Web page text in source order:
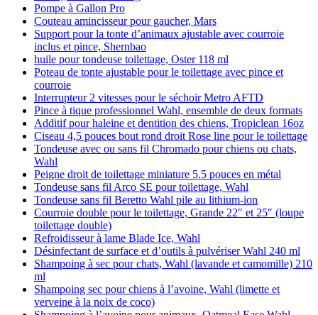
Pompe à Gallon Pro
Couteau amincisseur pour gaucher, Mars
Support pour la tonte d’animaux ajustable avec courroie
inclus et pince, Shernbao
huile pour tondeuse toilettage, Oster 118 ml
Poteau de tonte ajustable pour le toilettage avec pince et
courroie
Interrupteur 2 vitesses pour le séchoir Metro AFTD
Pince à tique professionnel Wahl, ensemble de deux formats
Additif pour haleine et dentition des chiens, Tropiclean 16oz
Ciseau 4,5 pouces bout rond droit Rose line pour le toilettage
Tondeuse avec ou sans fil Chromado pour chiens ou chats,
Wahl
Peigne droit de toilettage miniature 5.5 pouces en métal
Tondeuse sans fil Arco SE pour toilettage, Wahl
Tondeuse sans fil Beretto Wahl pile au lithium-ion
Courroie double pour le toilettage, Grande 22″ et 25″ (loupe
toilettage double)
Refroidisseur à lame Blade Ice, Wahl
Désinfectant de surface et d’outils à pulvériser Wahl 240 ml
Shampoing à sec pour chats, Wahl (lavande et camomille) 210
ml
Shampoing sec pour chiens à l’avoine, Wahl (limette et
verveine à la noix de coco)